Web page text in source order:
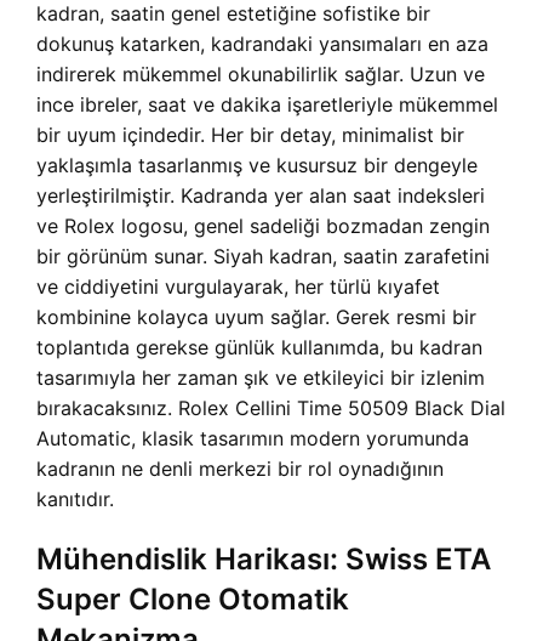
kadran, saatin genel estetiğine sofistike bir
dokunuş katarken, kadrandaki yansımaları en aza
indirerek mükemmel okunabilirlik sağlar. Uzun ve
ince ibreler, saat ve dakika işaretleriyle mükemmel
bir uyum içindedir. Her bir detay, minimalist bir
yaklaşımla tasarlanmış ve kusursuz bir dengeyle
yerleştirilmiştir. Kadranda yer alan saat indeksleri
ve Rolex logosu, genel sadeliği bozmadan zengin
bir görünüm sunar. Siyah kadran, saatin zarafetini
ve ciddiyetini vurgulayarak, her türlü kıyafet
kombinine kolayca uyum sağlar. Gerek resmi bir
toplantıda gerekse günlük kullanımda, bu kadran
tasarımıyla her zaman şık ve etkileyici bir izlenim
bırakacaksınız. Rolex Cellini Time 50509 Black Dial
Automatic, klasik tasarımın modern yorumunda
kadranın ne denli merkezi bir rol oynadığının
kanıtıdır.
Mühendislik Harikası: Swiss ETA
Super Clone Otomatik